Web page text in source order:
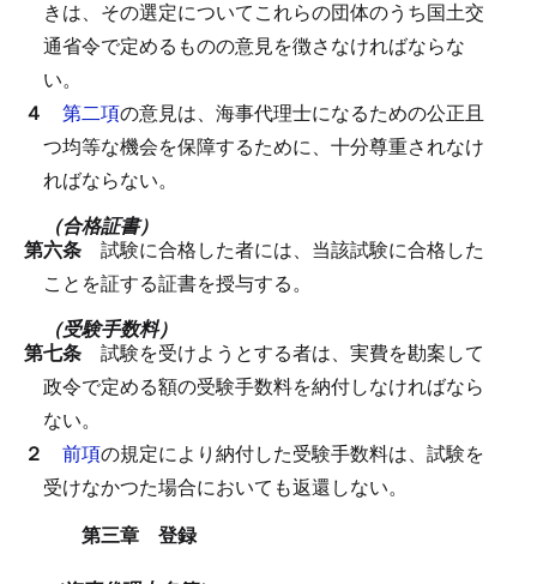
きは、その選定についてこれらの団体のうち国土交
通省令で定めるものの意見を徴さなければならな
い。
４ 第二項の意見は、海事代理士になるための公正且
つ均等な機会を保障するために、十分尊重されなけ
ればならない。
（合格証書）
第六条 試験に合格した者には、当該試験に合格した
ことを証する証書を授与する。
（受験手数料）
第七条 試験を受けようとする者は、実費を勘案して
政令で定める額の受験手数料を納付しなければなら
ない。
２ 前項の規定により納付した受験手数料は、試験を
受けなかつた場合においても返還しない。
第三章 登録